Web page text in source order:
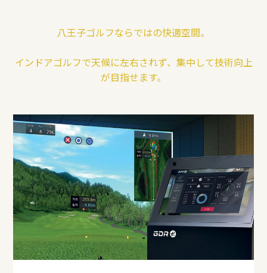
八王子ゴルフならではの快適空間。
インドアゴルフで天候に左右されず、集中して技術向上
が目指せます。